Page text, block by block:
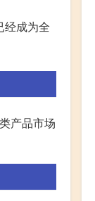
经成为全
产品市场